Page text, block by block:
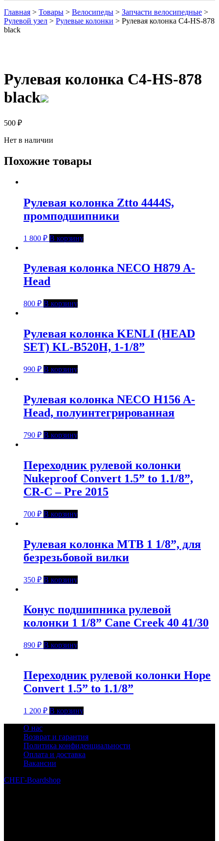
Главная > Товары > Велосипеды > Запчасти велосипедные >
Рулевой узел > Рулевые колонки > Рулевая колонка C4-HS-878
black
Рулевая колонка C4-HS-878
black
500 ₽
Нет в наличии
Похожие товары
Рулевая колонка Ztto 4444S,
промподшипники
1 800 ₽ В корзину
Рулевая колонка NECO H879 A-
Head
800 ₽ В корзину
Рулевая колонка KENLI (HEAD
SET) KL-B520H, 1-1/8”
990 ₽ В корзину
Рулевая колонка NECO H156 A-
Head, полуинтегрированная
790 ₽ В корзину
Переходник рулевой колонки
Nukeproof Convert 1.5” to 1.1/8”,
CR-C – Pre 2015
700 ₽ В корзину
Рулевая колонка MTB 1 1/8”, для
безрезьбовой вилки
350 ₽ В корзину
Конус подшипника рулевой
колонки 1 1/8” Cane Creek 40 41/30
890 ₽ В корзину
Переходник рулевой колонки Hope
Convert 1.5” to 1.1/8”
1 200 ₽ В корзину
О нас
Возврат и гарантия
Политика конфиденциальности
Оплата и доставка
Вакансии
СНЕГ-Boardshop